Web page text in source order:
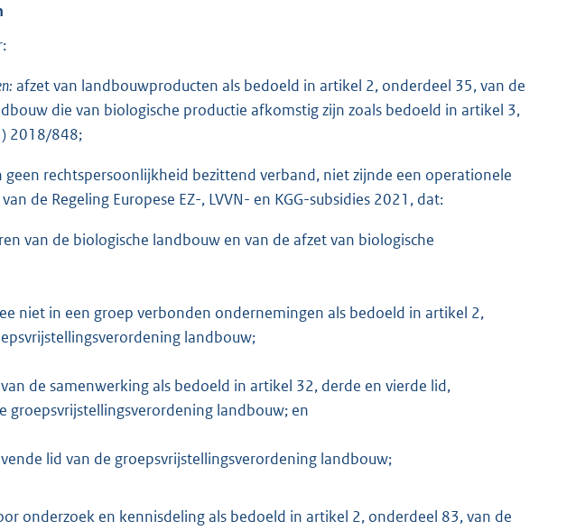
afzet van landbouwproducten als bedoeld in artikel 2, onderdeel 35, van de
die van biologische productie afkomstig zijn zoals bedoeld in artikel 3,
2018/848;
geen rechtspersoonlijkheid bezittend verband, niet zijnde een operationele
de Regeling Europese EZ-, LVVN- en KGG-subsidies 2021, dat:
van de biologische landbouw en van de afzet van biologische
niet in een groep verbonden ondernemingen als bedoeld in artikel 2,
landbouw;
de samenwerking als bedoeld in artikel 32, derde en vierde lid,
groepsvrijstellingsverordening landbouw; en
lid van de groepsvrijstellingsverordening landbouw;
onderzoek en kennisdeling als bedoeld in artikel 2, onderdeel 83, van de